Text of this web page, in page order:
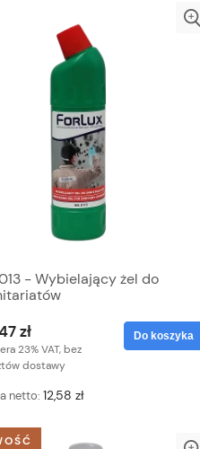
- Wybielający żel do
zł
23% VAT, bez
dostawy
netto: 12,58 zł
Do koszyka